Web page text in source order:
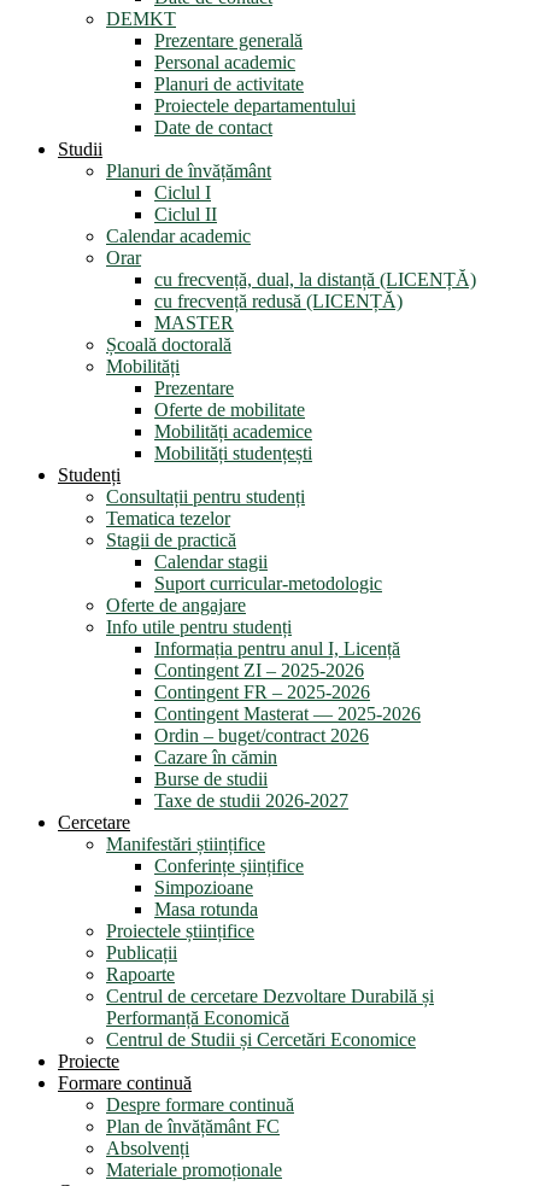
DEMKT
Prezentare generală
Personal academic
Planuri de activitate
Proiectele departamentului
Date de contact
Studii
Planuri de învățământ
Ciclul I
Ciclul II
Calendar academic
Orar
cu frecvență, dual, la distanță (LICENȚĂ)
cu frecvență redusă (LICENȚĂ)
MASTER
Școală doctorală
Mobilități
Prezentare
Oferte de mobilitate
Mobilități academice
Mobilități studențești
Studenți
Consultații pentru studenți
Tematica tezelor
Stagii de practică
Calendar stagii
Suport curricular-metodologic
Oferte de angajare
Info utile pentru studenți
Informația pentru anul I, Licență
Contingent ZI – 2025-2026
Contingent FR – 2025-2026
Contingent Masterat — 2025-2026
Ordin – buget/contract 2026
Cazare în cămin
Burse de studii
Taxe de studii 2026-2027
Cercetare
Manifestări științifice
Conferințe șiințifice
Simpozioane
Masa rotunda
Proiectele științifice
Publicații
Rapoarte
Centrul de cercetare Dezvoltare Durabilă și
Performanță Economică
Centrul de Studii și Cercetări Economice
Proiecte
Formare continuă
Despre formare continuă
Plan de învățământ FC
Absolvenți
Materiale promoționale